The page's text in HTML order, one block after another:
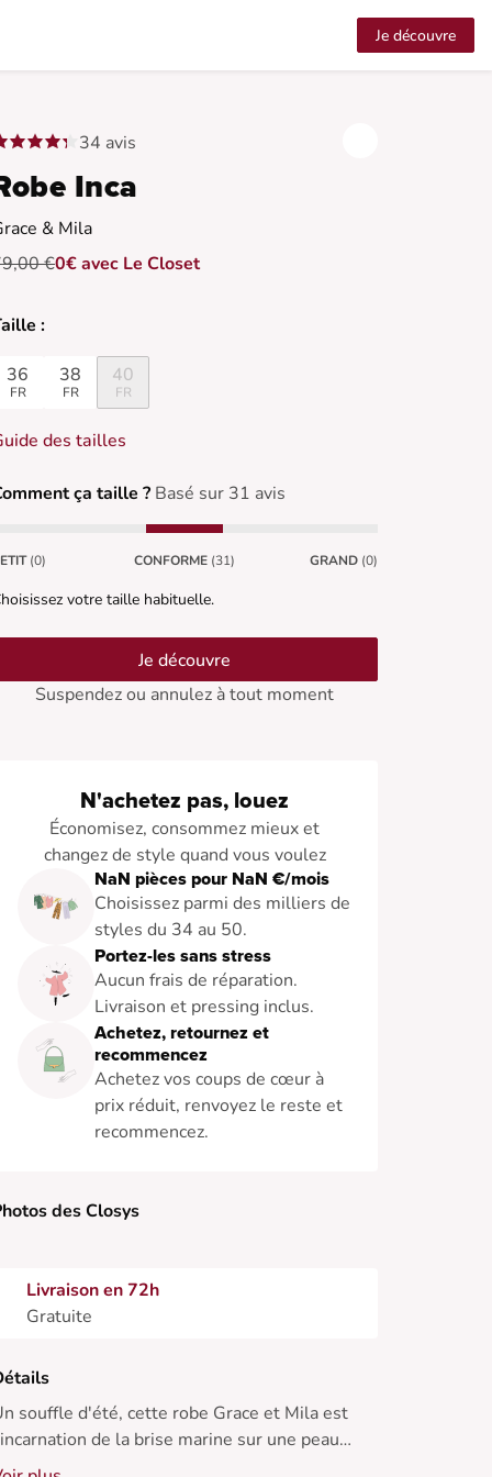
Je découvre
34 avis
Inca
& Mila
€0€ avec Le Closet
:
36
FR
38
FR
40
FR
des tailles
ça taille ? Basé sur 31 avis
(0) CONFORME (31) GRAND (0)
votre taille habituelle.
Je découvre
Suspendez ou annulez à tout moment
N'achetez pas, louez
Économisez, consommez mieux et
changez de style quand vous voulez
NaN pièces pour NaN €/mois
Choisissez parmi des milliers de
styles du 34 au 50.
Portez-les sans stress
Aucun frais de réparation.
Livraison et pressing inclus.
Achetez, retournez et
recommencez
Achetez vos coups de cœur à
prix réduit, renvoyez le reste et
recommencez.
des Closys
Livraison en 72h
Gratuite
souffle d'été, cette robe Grace et Mila est
de la brise marine sur une peau
Associez-la à des sandales à talons pour